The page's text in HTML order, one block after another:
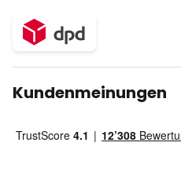
Kundenmeinungen